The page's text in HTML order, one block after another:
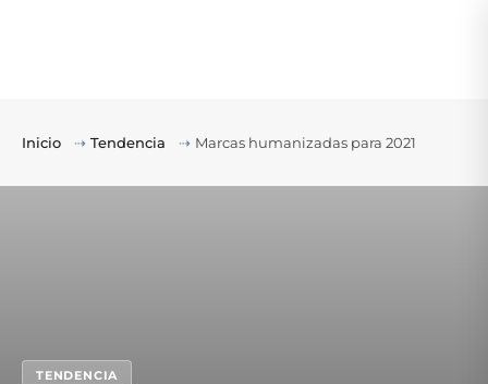
Inicio ⇢ Tendencia ⇢ Marcas humanizadas para 2021
TENDENCIA